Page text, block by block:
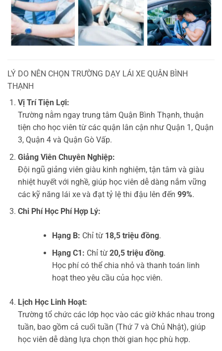
LÝ DO NÊN CHỌN TRƯỜNG DẠY LÁI XE QUẬN BÌNH
THẠNH
Vị Trí Tiện Lợi:
Trường nằm ngay trung tâm Quận Bình Thạnh, thuận
tiện cho học viên từ các quận lân cận như Quận 1, Quận
3, Quận 4 và Quận Gò Vấp.
Giảng Viên Chuyên Nghiệp:
Đội ngũ giảng viên giàu kinh nghiệm, tận tâm và giàu
nhiệt huyết với nghề, giúp học viên dễ dàng nắm vững
các kỹ năng lái xe và đạt tỷ lệ thi đậu lên đến 99%.
Chi Phí Học Phí Hợp Lý:
Hạng B: Chỉ từ 18,5 triệu đồng.
Hạng C1: Chỉ từ 20,5 triệu đồng.
Học phí có thể chia nhỏ và thanh toán linh
hoạt theo yêu cầu của học viên.
Lịch Học Linh Hoạt:
Trường tổ chức các lớp học vào các giờ khác nhau trong
tuần, bao gồm cả cuối tuần (Thứ 7 và Chủ Nhật), giúp
học viên dễ dàng lựa chọn thời gian học phù hợp.